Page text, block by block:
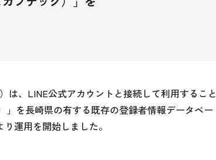
は、LINE公式アカウントと接続して利用すること
」を長崎県の有する既存の登録者情報データベー
運用を開始しました。